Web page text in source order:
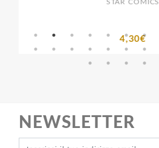
STAR COMICS
4,30€
NEWSLETTER